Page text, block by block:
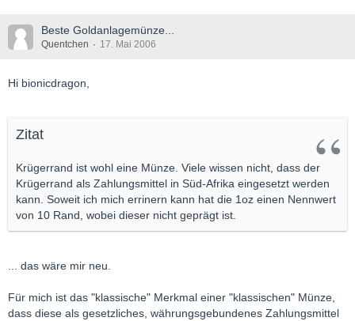
Beste Goldanlagemünze...
Quentchen 17. Mai 2006
Hi bionicdragon,
Zitat
Krügerrand ist wohl eine Münze. Viele wissen nicht, dass der
Krügerrand als Zahlungsmittel in Süd-Afrika eingesetzt werden
kann. Soweit ich mich errinern kann hat die 1oz einen Nennwert
von 10 Rand, wobei dieser nicht geprägt ist.
... das wäre mir neu.
Für mich ist das "klassische" Merkmal einer "klassischen" Münze,
dass diese als gesetzliches, währungsgebundenes Zahlungsmittel